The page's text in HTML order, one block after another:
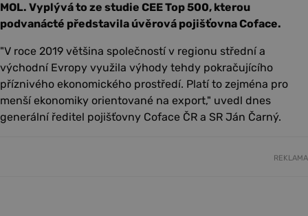
MOL. Vyplývá to ze studie CEE Top 500, kterou
podvanácté představila úvěrová pojišťovna Coface.
"V roce 2019 většina společností v regionu střední a
východní Evropy využila výhody tehdy pokračujícího
příznivého ekonomického prostředí. Platí to zejména pro
menší ekonomiky orientované na export," uvedl dnes
generální ředitel pojišťovny Coface ČR a SR Ján Čarný.
REKLAMA